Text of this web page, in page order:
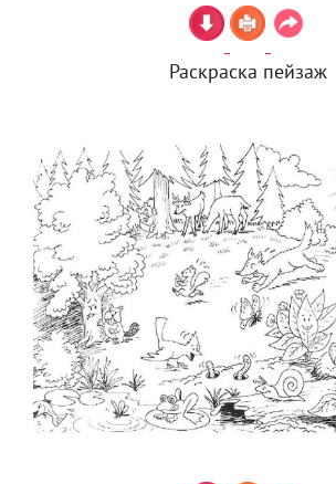
Раскраска пейзаж